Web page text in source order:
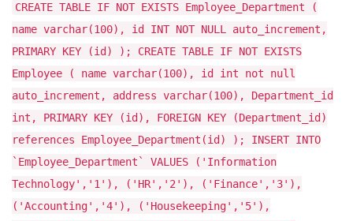
CREATE TABLE IF NOT EXISTS Employee_Department (
name varchar(100), id INT NOT NULL auto_increment,
PRIMARY KEY (id) ); CREATE TABLE IF NOT EXISTS
Employee ( name varchar(100), id int not null
auto_increment, address varchar(100), Department_id
int, PRIMARY KEY (id), FOREIGN KEY (Department_id)
references Employee_Department(id) ); INSERT INTO
`Employee_Department` VALUES ('Information
Technology','1'), ('HR','2'), ('Finance','3'),
('Accounting','4'), ('Housekeeping','5'),